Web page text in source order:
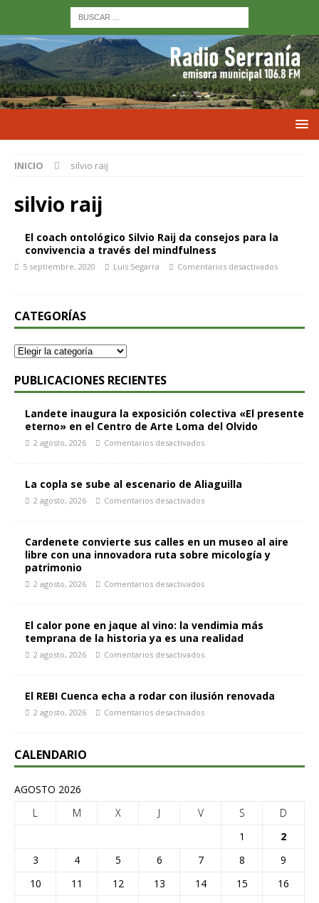
INICIO silvio raij
silvio raij
El coach ontológico Silvio Raij da consejos para la
convivencia a través del mindfulness
5 septiembre, 2020 Luis Segarra Comentarios desactivados
CATEGORÍAS
PUBLICACIONES RECIENTES
Landete inaugura la exposición colectiva «El presente
eterno» en el Centro de Arte Loma del Olvido
2 agosto, 2026 Comentarios desactivados
La copla se sube al escenario de Aliaguilla
2 agosto, 2026 Comentarios desactivados
Cardenete convierte sus calles en un museo al aire
libre con una innovadora ruta sobre micología y
patrimonio
2 agosto, 2026 Comentarios desactivados
El calor pone en jaque al vino: la vendimia más
temprana de la historia ya es una realidad
2 agosto, 2026 Comentarios desactivados
El REBI Cuenca echa a rodar con ilusión renovada
2 agosto, 2026 Comentarios desactivados
CALENDARIO
AGOSTO 2026
L
M X J V S
D
1
2
3
4 5 6 7 8
9
10
11 12 13 14 15
16